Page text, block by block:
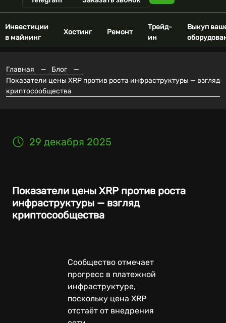
Инвестиции
в майнинг
Хостинг Ремонт
Трейд-
ин
Выкуп
Главная — Блог
—
Показатели цены XRP против роста инфраструктуры — взгляд
криптосообщества
29 декабря 2025
Показатели цены XRP против роста
инфраструктуры — взгляд
криптосообщества
Сообщество отмечает
прогресс в платежной
инфраструктуре,
поскольку цена XRP
отстаёт от внедрения